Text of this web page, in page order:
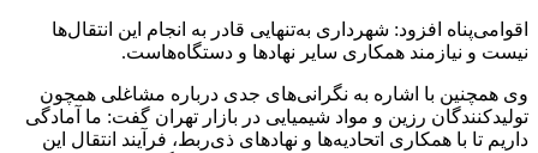
اقوامی‌پناه افزود: شهرداری به‌تنهایی قادر به انجام این انتقال‌ها
نیست و نیازمند همکاری سایر نهادها و دستگاه‌هاست.
وی همچنین با اشاره به نگرانی‌های جدی درباره مشاغلی همچون
تولیدکنندگان رزین و مواد شیمیایی در بازار تهران گفت: ما آمادگی
داریم تا با همکاری اتحادیه‌ها و نهادهای ذی‌ربط، فرآیند انتقال این